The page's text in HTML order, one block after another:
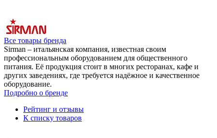
Все товары бренда
Sirman – итальянская компания, известная своим
профессиональным оборудованием для общественного
питания. Её продукция стоит в многих ресторанах, кафе и
других заведениях, где требуется надёжное и качественное
оборудование.
Подробно о бренде
Рейтинг и отзывы
К списку товаров